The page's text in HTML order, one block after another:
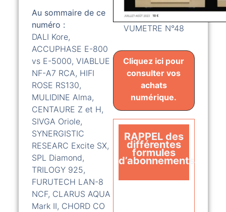
Au sommaire de ce
numéro :
DALI Kore,
ACCUPHASE E-800
vs E-5000, VIABLUE
NF-A7 RCA, HIFI
ROSE RS130,
MULIDINE Alma,
CENTAURE Z et H,
SIVGA Oriole,
SYNERGISTIC
RESEARC Excite SX,
SPL Diamond,
TRILOGY 925,
FURUTECH LAN-8
NCF, CLARUS AQUA
Mark II, CHORD CO
VUMETRE N°48
Cliquez ici pour
consulter vos
achats
numérique.
RAPPEL des
différentes
formules
d’abonnements